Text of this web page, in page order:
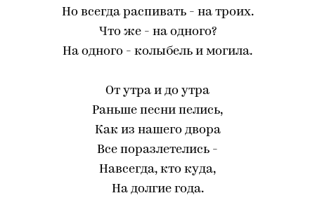
Но всегда распивать - на троих.
Что же - на одного?
На одного - колыбель и могила.
От утра и до утра
Раньше песни пелись,
Как из нашего двора
Все поразлетелись -
Навсегда, кто куда,
На долгие года.